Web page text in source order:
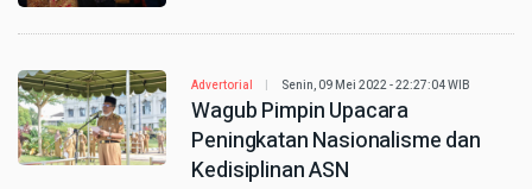
Advertorial Senin, 09 Mei 2022 - 22:27:04 WIB
Wagub Pimpin Upacara
Peningkatan Nasionalisme dan
Kedisiplinan ASN